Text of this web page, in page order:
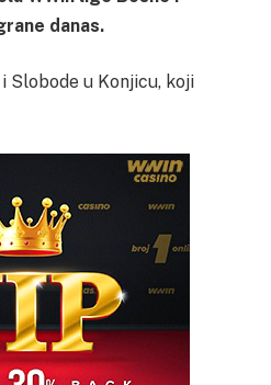
danas.
Slobode u Konjicu, koji